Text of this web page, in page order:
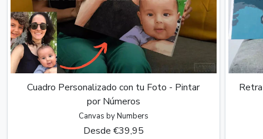
Cuadro Personalizado con tu Foto - Pintar
por Números
Canvas by Numbers
Desde €39,95